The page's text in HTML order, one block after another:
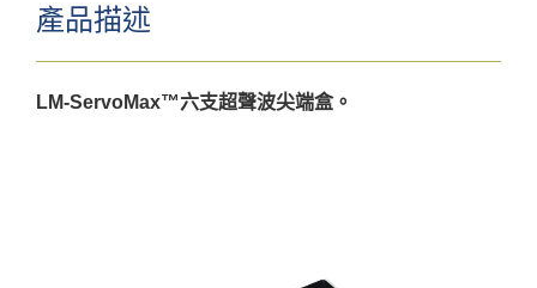
產品描述
LM-ServoMax™六支超聲波尖端盒。